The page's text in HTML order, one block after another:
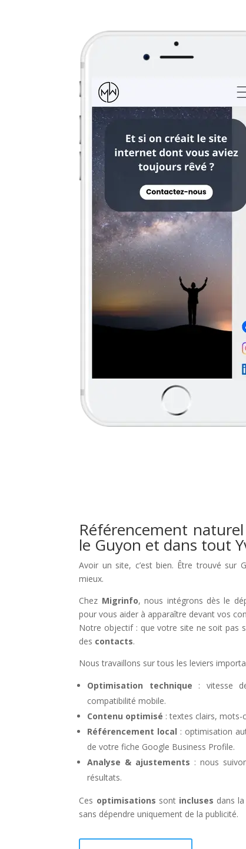
Référencement
le Guyon et dans tout
Avoir un site, c’est bien. Être trouvé sur
mieux.
Chez Migrinfo, nous intégrons dès le
pour vous aider à apparaître devant vos
Notre objectif : que votre site ne soit pas
des contacts.
Nous travaillons sur tous les leviers
Optimisation technique : vitesse
compatibilité mobile.
Contenu optimisé : textes clairs, mots-
Référencement local : optimisation
de votre fiche Google Business Profile.
Analyse & ajustements : nous
résultats.
Ces optimisations sont incluses dans la
sans dépendre uniquement de la publicité.